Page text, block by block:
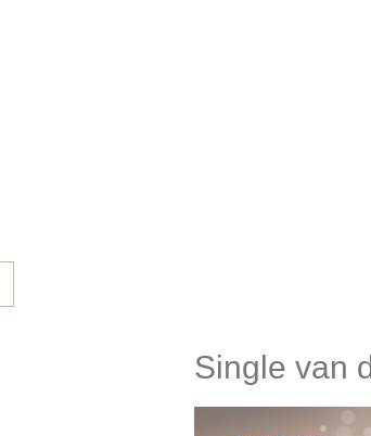
Single van